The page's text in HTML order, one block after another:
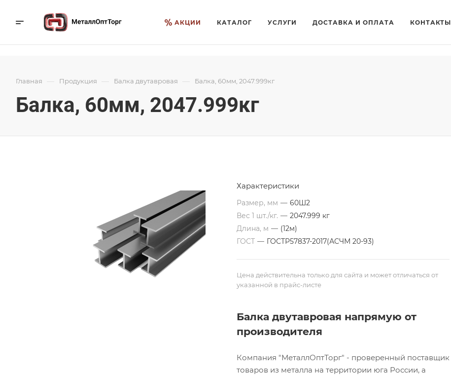
АКЦИИ КАТАЛОГ УСЛУГИ ДОСТАВКА И ОПЛАТА КОНТАКТЫ
Главная — Продукция — Балка двутавровая — Балка, 60мм, 2047.999кг
Балка, 60мм, 2047.999кг
Характеристики
Размер, мм — 60Ш2
Вес 1 шт./кг. — 2047.999 кг
Длина, м — (12м)
ГОСТ — ГОСТР57837-2017(АСЧМ 20-93)
Цена действительна только для сайта и может отличаться от
указанной в прайс-листе
Балка двутавровая напрямую от
производителя
Компания "МеталлОптТорг" - проверенный поставщик
товаров из металла на территории юга России, а